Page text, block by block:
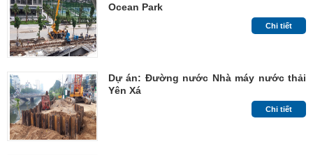
Ocean Park
Chi tiết
Dự án: Đường nước Nhà máy nước thải
Yên Xá
Chi tiết